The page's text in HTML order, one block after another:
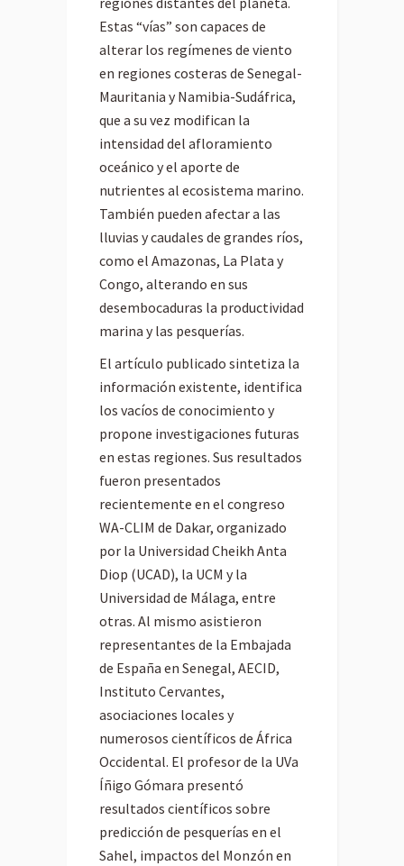
Estas “vías” son capaces de
alterar los regímenes de viento
en regiones costeras de Senegal-
Mauritania y Namibia-Sudáfrica,
que a su vez modifican la
intensidad del afloramiento
oceánico y el aporte de
nutrientes al ecosistema marino.
También pueden afectar a las
lluvias y caudales de grandes ríos,
como el Amazonas, La Plata y
Congo, alterando en sus
desembocaduras la productividad
marina y las pesquerías.
El artículo publicado sintetiza la
información existente, identifica
los vacíos de conocimiento y
propone investigaciones futuras
en estas regiones. Sus resultados
fueron presentados
recientemente en el congreso
WA-CLIM de Dakar, organizado
por la Universidad Cheikh Anta
Diop (UCAD), la UCM y la
Universidad de Málaga, entre
otras. Al mismo asistieron
representantes de la Embajada
de España en Senegal, AECID,
Instituto Cervantes,
asociaciones locales y
numerosos científicos de África
Occidental. El profesor de la UVa
Íñigo Gómara presentó
resultados científicos sobre
predicción de pesquerías en el
Sahel, impactos del Monzón en